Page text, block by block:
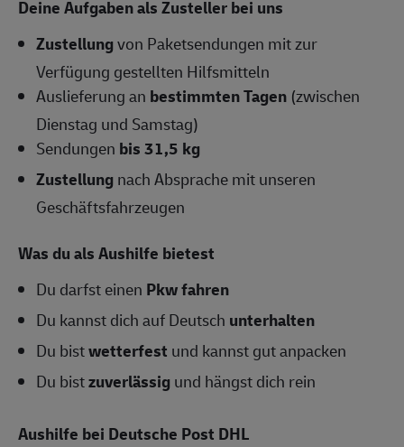
Deine Aufgaben als Zusteller bei uns
Zustellungvon Paketsendungen mit zur
Verfügung gestellten Hilfsmitteln
Auslieferung an bestimmten Tagen (zwischen
Dienstag und Samstag)
Sendungen bis 31,5 kg
Zustellungnach Absprache mit unseren
Geschäftsfahrzeugen
Was du als Aushilfe bietest
Du darfst einen Pkw fahren
Du kannst dich auf Deutsch unterhalten
Du bistwetterfest und kannst gut anpacken
Du bistzuverlässigund hängst dich rein
Aushilfe bei Deutsche Post DHL